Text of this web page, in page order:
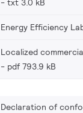
txt 3.0 kB
Energy Efficiency
Localized
pdf 793.9 kB
Declaration of